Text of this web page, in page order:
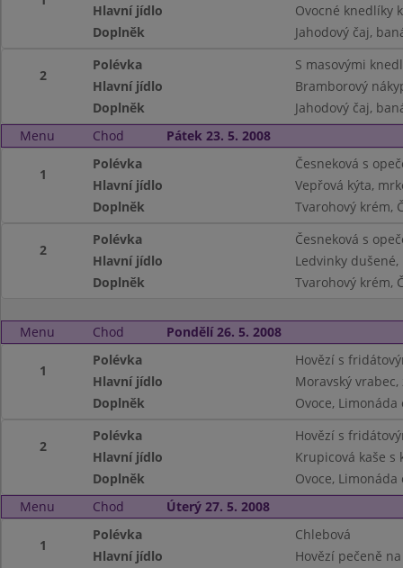
Hlavní jídlo
Ovocné knedlíky
Doplněk
Jahodový čaj,
2
Polévka
S masovými
Hlavní jídlo
Bramborový
Doplněk
Jahodový čaj,
Menu
Chod Pátek 23. 5. 2008
1
Polévka
Česneková s
Hlavní jídlo
Vepřová kýta,
Doplněk
Tvarohový krém,
2
Polévka
Česneková s
Hlavní jídlo
Ledvinky dušené,
Doplněk
Tvarohový krém,
Menu Chod Pondělí 26. 5. 2008
1
Polévka
Hovězí s
Hlavní jídlo
Moravský
Doplněk
Ovoce, Limonáda
2
Polévka
Hovězí s
Hlavní jídlo
Krupicová kaše s
Doplněk
Ovoce, Limonáda
Menu
Chod Úterý 27. 5. 2008
1
Polévka
Chlebová
Hlavní jídlo
Hovězí pečeně